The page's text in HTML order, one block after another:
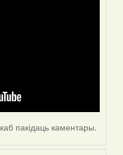
каб пакідаць каментары.